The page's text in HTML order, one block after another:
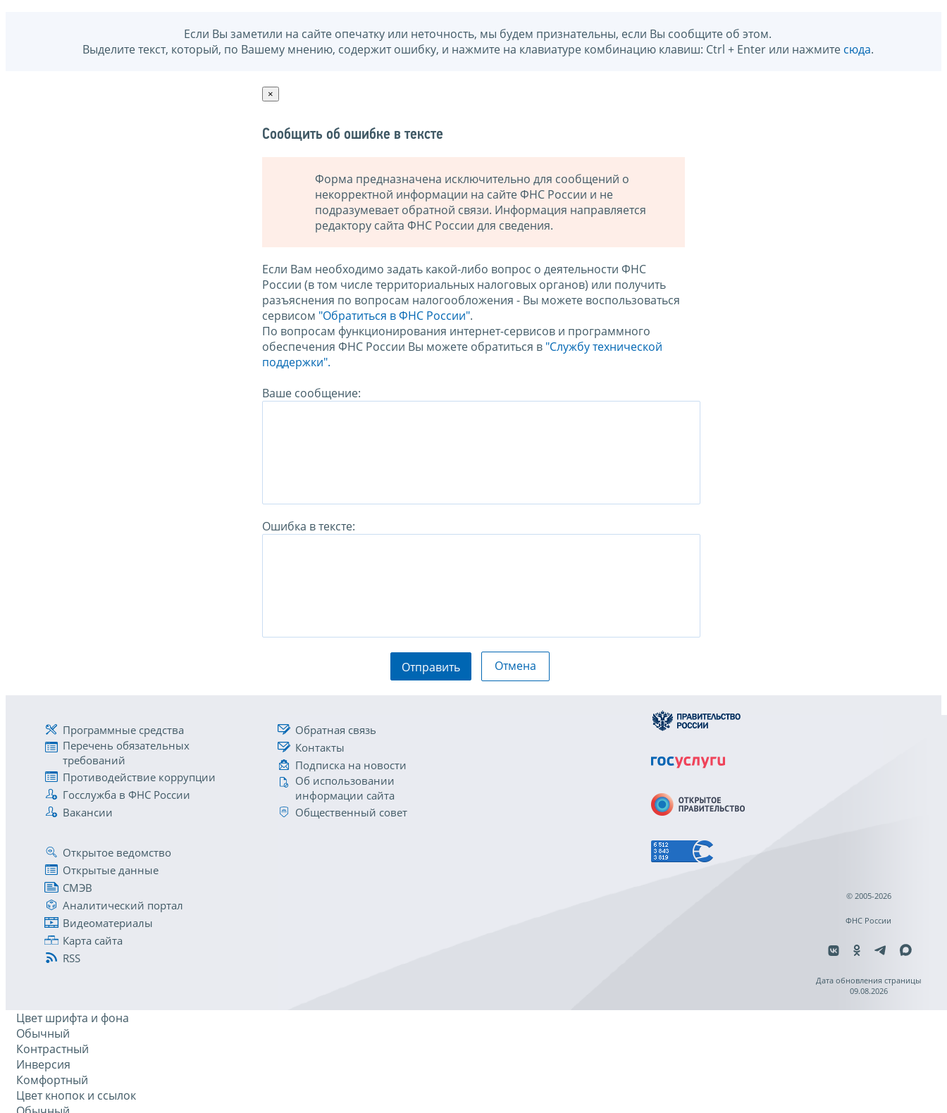
Если Вы заметили на сайте опечатку или неточность, мы будем признательны, если Вы сообщите об этом.
Выделите текст, который, по Вашему мнению, содержит ошибку, и нажмите на клавиатуре комбинацию клавиш: Ctrl + Enter или нажмите сюда.
×
Сообщить об ошибке в тексте
Форма предназначена исключительно для сообщений о
некорректной информации на сайте ФНС России и не
подразумевает обратной связи. Информация направляется
редактору сайта ФНС России для сведения.
Если Вам необходимо задать какой-либо вопрос о деятельности ФНС
России (в том числе территориальных налоговых органов) или получить
разъяснения по вопросам налогообложения - Вы можете воспользоваться
сервисом "Обратиться в ФНС России".
По вопросам функционирования интернет-сервисов и программного
обеспечения ФНС России Вы можете обратиться в "Службу технической
поддержки".
Ваше сообщение:
Ошибка в тексте:
Отправить Отмена
Программные средства
Перечень обязательных
требований
Противодействие коррупции
Госслужба в ФНС России
Вакансии
Обратная связь
Контакты
Подписка на новости
Об использовании
информации сайта
Общественный совет
Открытое ведомство
Открытые данные
СМЭВ
Аналитический портал
Видеоматериалы
Карта сайта
RSS
© 2005-2026
ФНС России
Дата обновления страницы
09.08.2026
Цвет шрифта и фона
Обычный
Контрастный
Инверсия
Комфортный
Цвет кнопок и ссылок